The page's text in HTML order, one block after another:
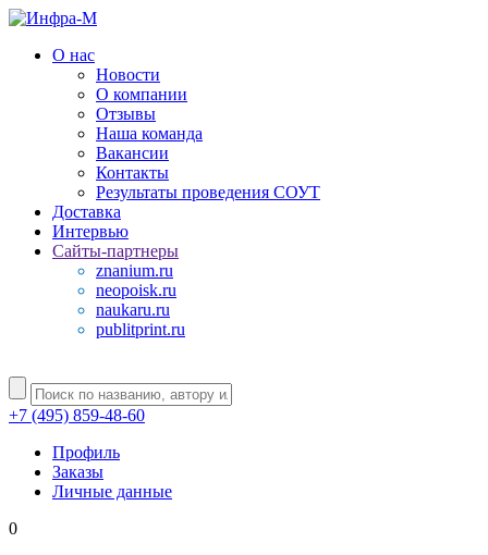
О нас
Новости
О компании
Отзывы
Наша команда
Вакансии
Контакты
Результаты проведения СОУТ
Доставка
Интервью
Сайты-партнеры
znanium.ru
neopoisk.ru
naukaru.ru
publitprint.ru
+7 (495) 859-48-60
Профиль
Заказы
Личные данные
0